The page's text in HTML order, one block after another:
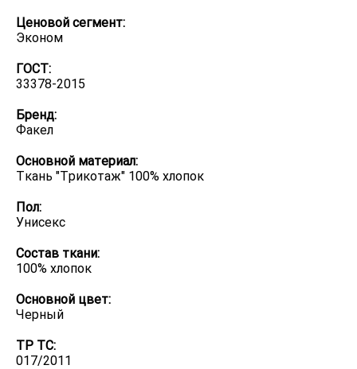
Ценовой сегмент:
Эконом
ГОСТ:
33378-2015
Бренд:
Факел
Основной материал:
Ткань "Трикотаж" 100% хлопок
Пол:
Унисекс
Состав ткани:
100% хлопок
Основной цвет:
Черный
ТР ТС:
017/2011